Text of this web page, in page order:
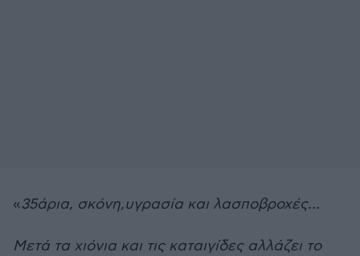
«35άρια, σκόνη,υγρασία και λασποβροχές...
Μετά τα χιόνια και τις καταιγίδες αλλάζει το